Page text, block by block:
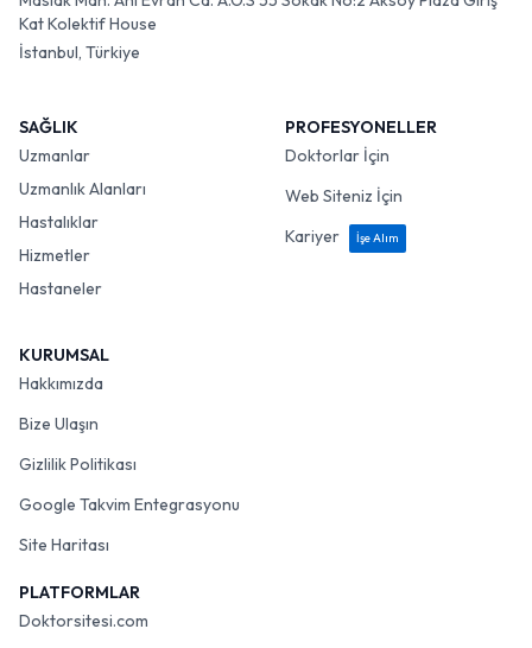
Kat Kolektif House
İstanbul, Türkiye
SAĞLIK
Uzmanlar
Uzmanlık Alanları
Hastalıklar
Hizmetler
Hastaneler
PROFESYONELLER
Doktorlar İçin
Web Siteniz İçin
Kariyer
İşe Alım
KURUMSAL
Hakkımızda
Bize Ulaşın
Gizlilik Politikası
Google Takvim Entegrasyonu
Site Haritası
PLATFORMLAR
Doktorsitesi.com